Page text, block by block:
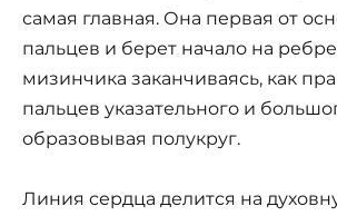
самая главная. Она первая от
пальцев и берет начало на
мизинчика заканчиваясь, как
пальцев указательного и
образовывая полукруг.
Линия сердца делится на